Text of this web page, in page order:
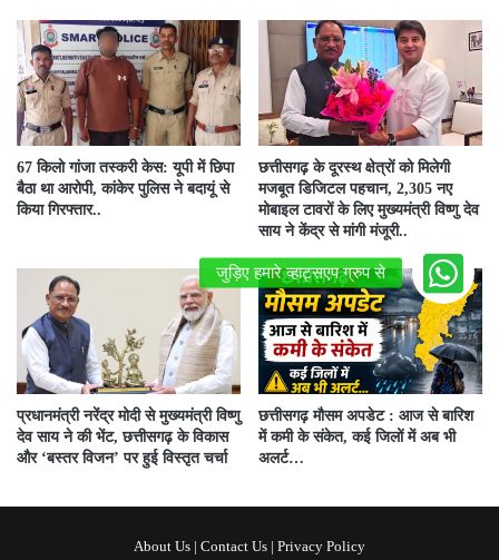
67 किलो गांजा तस्करी केस: यूपी में छिपा
बैठा था आरोपी, कांकेर पुलिस ने बदायूं से
किया गिरफ्तार..
छत्तीसगढ़ के दूरस्थ क्षेत्रों को मिलेगी
मजबूत डिजिटल पहचान, 2,305 नए
मोबाइल टावरों के लिए मुख्यमंत्री विष्णु देव
साय ने केंद्र से मांगी मंजूरी..
प्रधानमंत्री नरेंद्र मोदी से मुख्यमंत्री विष्णु
देव साय ने की भेंट, छत्तीसगढ़ के विकास
और ‘बस्तर विजन’ पर हुई विस्तृत चर्चा
छत्तीसगढ़ मौसम अपडेट : आज से बारिश
में कमी के संकेत, कई जिलों में अब भी
अलर्ट…
About Us | Contact Us | Privacy Policy